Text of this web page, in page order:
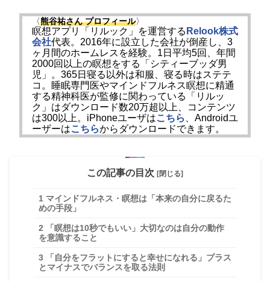
〈熊谷祐さん プロフィール〉
瞑想アプリ「リルック」を運営する Relook株式
会社代表。2016年に設立した会社が倒産し、3
ヶ月間のホームレスを経験。1日平均5回、年間
2000回以上の瞑想をする「シティーブッダ男
児」。365日寝る以外は和服、寝る時はステテ
コ。睡眠専門医やマインドフルネス瞑想に精通
する精神科医が監修に関わっている「リルッ
ク」はダウンロード数20万超以上、コンテンツ
は300以上。iPhoneユーザはこちら
、Androidユ
ーザーはこちらからダウンロードできます。
この記事の目次 [閉じる]
1 マインドフルネス・瞑想は「本来の自分に戻るた
めの手段」
2 「瞑想は10秒でもいい」大切なのは自分の動作
を意識すること
3 「自分をフラットにすると幸せになれる」プラス
とマイナスでバランスを取る法則